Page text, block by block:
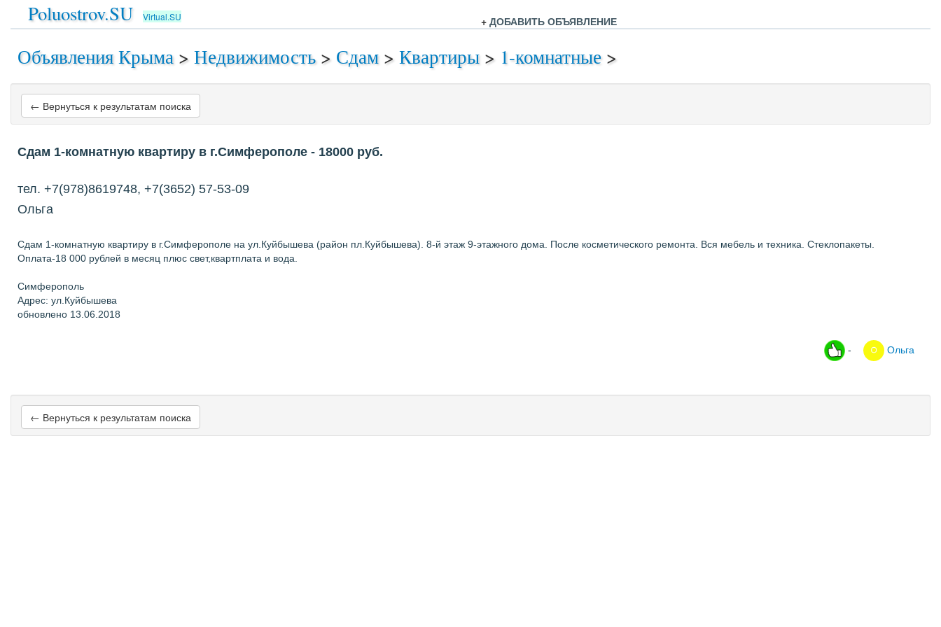
Poluostrov.SU Virtual.SU + ДОБАВИТЬ ОБЪЯВЛЕНИЕ
Объявления Крыма > Недвижимость> Сдам > Квартиры > 1-комнатные>
← Вернуться к результатам поиска
Сдам 1-комнатную квартиру в г.Симферополе - 18000 руб.
тел. +7(978)8619748, +7(3652) 57-53-09
Ольга
Сдам 1-комнатную квартиру в г.Симферополе на ул.Куйбышева (район пл.Куйбышева). 8-й этаж 9-этажного дома. После косметического ремонта. Вся мебель и техника. Стеклопакеты.
Оплата-18 000 рублей в месяц плюс свет,квартплата и вода.
Симферополь
Адрес: ул.Куйбышева
обновлено 13.06.2018
- Ольга
← Вернуться к результатам поиска